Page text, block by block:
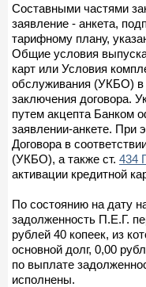
Составными частями
заявление - анкета,
тарифному плану,
Общие условия
карт или Условия
обслуживания (УКБО) в
заключения договора.
путем акцепта Банком
заявлении-анкете. При
Договора в
(УКБО), а также ст. 434
активации кредитной
По состоянию на дату
задолженность П.Е.Г.
рублей 40 копеек, из
основной долг, 0,00
по выплате
исполнены.